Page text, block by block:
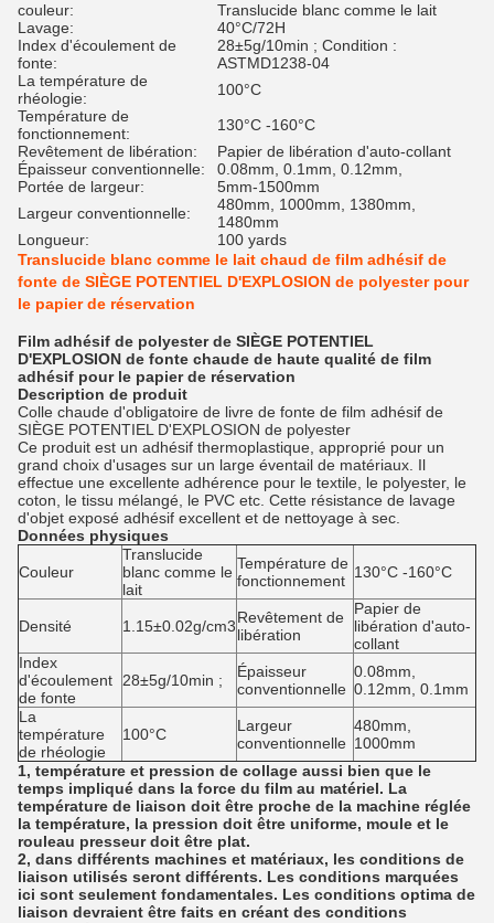
couleur:
Translucide blanc comme le lait
Lavage:
40°C/72H
Index d'écoulement de
fonte:
28±5g/10min ; Condition :
ASTMD1238-04
La température de
rhéologie:
100°C
Température de
fonctionnement:
130°C -160°C
Revêtement de libération:
Papier de libération d'auto-collant
Épaisseur conventionnelle:
0.08mm, 0.1mm, 0.12mm,
Portée de largeur:
5mm-1500mm
Largeur conventionnelle:
480mm, 1000mm, 1380mm,
1480mm
Longueur:
100 yards
Translucide blanc comme le lait chaud de film adhésif de
fonte de SIÈGE POTENTIEL D'EXPLOSION de polyester pour
le papier de réservation
Film adhésif de polyester de SIÈGE POTENTIEL
D'EXPLOSION de fonte chaude de haute qualité de film
adhésif pour le papier de réservation
Description de produit
Colle chaude d'obligatoire de livre de fonte de film adhésif de
SIÈGE POTENTIEL D'EXPLOSION de polyester
Ce produit est un adhésif thermoplastique, approprié pour un
grand choix d'usages sur un large éventail de matériaux. Il
effectue une excellente adhérence pour le textile, le polyester, le
coton, le tissu mélangé, le PVC etc. Cette résistance de lavage
d'objet exposé adhésif excellent et de nettoyage à sec.
Données physiques
Couleur
Translucide
blanc comme le
lait
Température de
fonctionnement 130°C -160°C
Densité 1.15±0.02g/cm3Revêtement de
libération
Papier de
libération d'auto-
collant
Index
d'écoulement
de fonte
28±5g/10min ;
Épaisseur
conventionnelle
0.08mm,
0.12mm, 0.1mm
La
température
de rhéologie
100°C
Largeur
conventionnelle
480mm,
1000mm
1, température et pression de collage aussi bien que le
temps impliqué dans la force du film au matériel. La
température de liaison doit être proche de la machine réglée
la température, la pression doit être uniforme, moule et le
rouleau presseur doit être plat.
2, dans différents machines et matériaux, les conditions de
liaison utilisés seront différents. Les conditions marquées
ici sont seulement fondamentales. Les conditions optima de
liaison devraient être faits en créant des conditions